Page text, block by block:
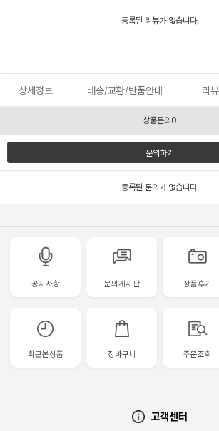
등록된 리뷰가 없습니다.
상세정보 배송/교환/반품안내 리
상품문의0
문의하기
등록된 문의가 없습니다.
공지사항 문의게시판 상품후기
최근본상품 장바구니 주문조회
고객센터